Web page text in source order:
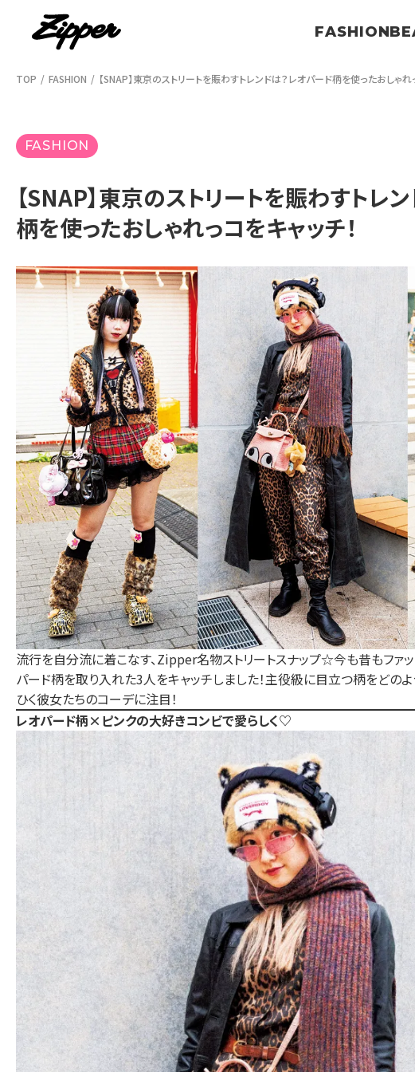
FASHION
TOP FASHION 【SNAP】東京のストリートを賑わすトレンドは？レオパード柄を使ったおしゃれ
FASHION
【SNAP】東京のストリートを賑わすトレ
柄を使ったおしゃれっコをキャッチ！
流行を自分流に着こなす、Zipper名物ストリートスナップ☆今も昔もファ
パード柄を取り入れた3人をキャッチしました！主役級に目立つ柄をどの
ひく彼女たちのコーデに注目！
レオパード柄×ピンクの大好きコンビで愛らしく♡